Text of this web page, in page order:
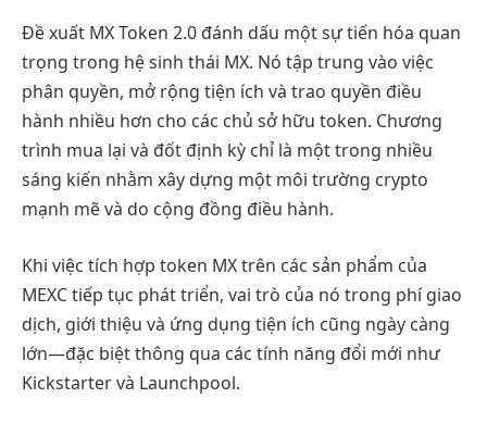
Đề xuất MX Token 2.0 đánh dấu một sự tiến hóa quan
trọng trong hệ sinh thái MX. Nó tập trung vào việc
phân quyền, mở rộng tiện ích và trao quyền điều
hành nhiều hơn cho các chủ sở hữu token. Chương
trình mua lại và đốt định kỳ chỉ là một trong nhiều
sáng kiến nhằm xây dựng một môi trường crypto
mạnh mẽ và do cộng đồng điều hành.
Khi việc tích hợp token MX trên các sản phẩm của
MEXC tiếp tục phát triển, vai trò của nó trong phí giao
dịch, giới thiệu và ứng dụng tiện ích cũng ngày càng
lớn—đặc biệt thông qua các tính năng đổi mới như
Kickstarter và Launchpool.